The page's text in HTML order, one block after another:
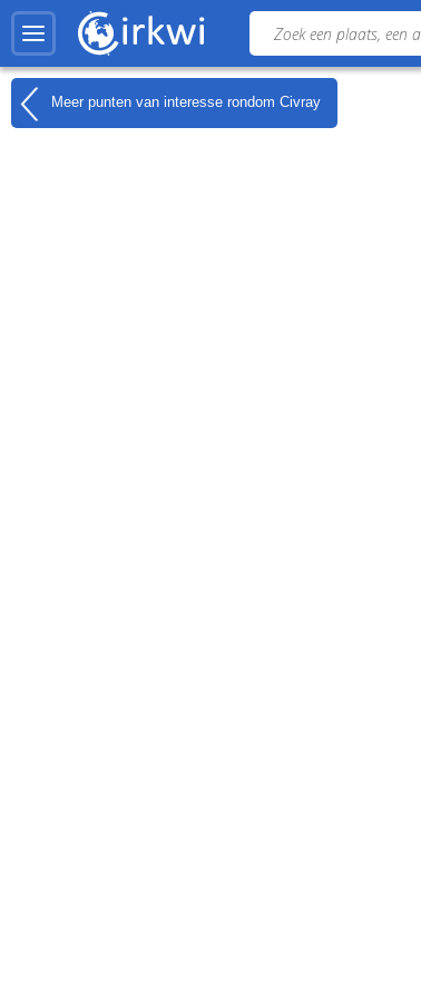
Meer punten van interesse rondom Civray